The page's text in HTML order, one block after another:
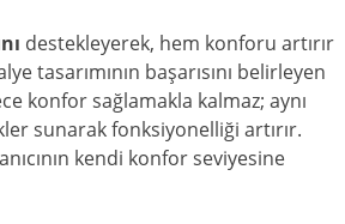
destekleyerek, hem konforu artırır
tasarımının başarısını belirleyen
konfor sağlamakla kalmaz; aynı
sunarak fonksiyonelliği artırır.
kendi konfor seviyesine